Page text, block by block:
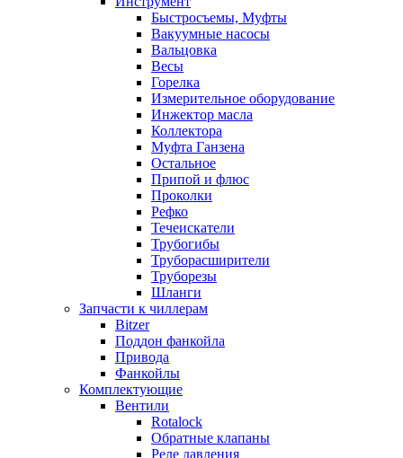
Быстросъемы, Муфты
Вакуумные насосы
Вальцовка
Весы
Горелка
Измерительное оборудование
Инжектор масла
Коллектора
Муфта Ганзена
Остальное
Припой и флюс
Проколки
Рефко
Течеискатели
Трубогибы
Труборасширители
Труборезы
Шланги
Запчасти к чиллерам
Bitzer
Поддон фанкойла
Привода
Фанкойлы
Комплектующие
Вентили
Rotalock
Обратные клапаны
Реле давления